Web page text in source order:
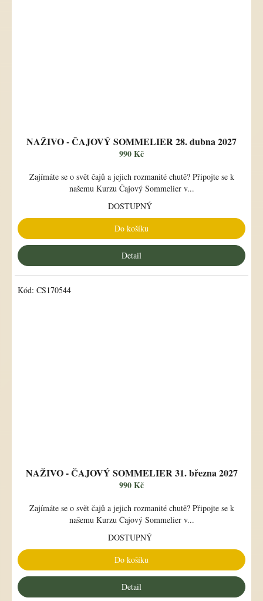
NAŽIVO - ČAJOVÝ SOMMELIER 28. dubna 2027
990 Kč
Zajímáte se o svět čajů a jejich rozmanité chutě? Připojte se k
našemu Kurzu Čajový Sommelier v...
DOSTUPNÝ
Do košíku
Detail
NAŽIVO - ČAJOVÝ SOMMELIER 31. března 2027
990 Kč
Zajímáte se o svět čajů a jejich rozmanité chutě? Připojte se k
našemu Kurzu Čajový Sommelier v...
DOSTUPNÝ
Do košíku
Detail
Kód: CS170544